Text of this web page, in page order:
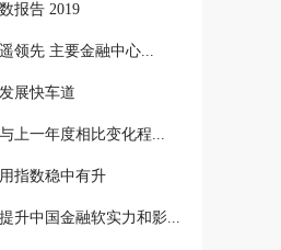
报告 2019
领先 主要金融中心...
展快车道
上一年度相比变化程...
指数稳中有升
升中国金融软实力和影...